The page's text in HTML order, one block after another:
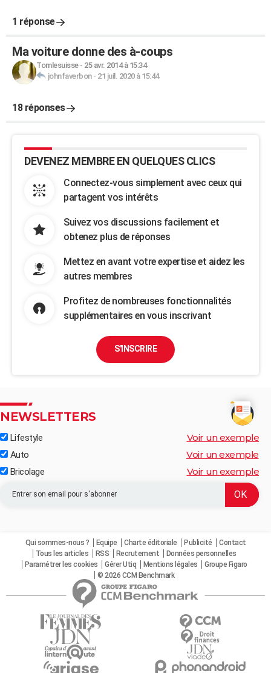
1 réponse
Ma voiture donne des à-coups
Tomlesuisse- 25 avr. 2014 à 15:34
johnfaverbon- 21 juil. 2020 à 15:44
18 réponses
DEVENEZ MEMBRE EN QUELQUES CLICS
Connectez-vous simplement avec ceux qui
partagent vos intérêts
Suivez vos discussions facilement et
obtenez plus de réponses
Mettez en avant votre expertise et aidez les
autres membres
Profitez de nombreuses fonctionnalités
supplémentaires en vous inscrivant
S'INSCRIRE
NEWSLETTERS
Lifestyle Voir un exemple
Auto Voir un exemple
Bricolage Voir un exemple
Qui sommes-nous ? Equipe Charte éditoriale Publicité
Contact
Tous les articles
RSS Recrutement
Données personnelles
Paramétrer les cookies
Gérer Utiq Mentions légales
Groupe Figaro
© 2026 CCM Benchmark